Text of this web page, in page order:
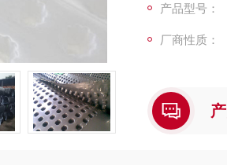
产品型号：
厂商性质：